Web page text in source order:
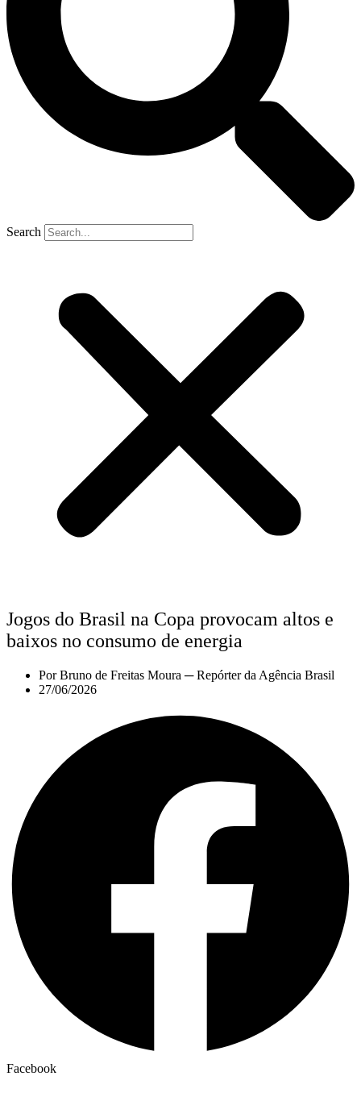
Search
Jogos do Brasil na Copa provocam altos e
baixos no consumo de energia
PorBruno de Freitas Moura ─ Repórter da Agência Brasil
27/06/2026
Facebook